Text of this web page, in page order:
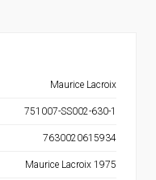
Maurice Lacroix
751007-SS002-630-1
7630020615934
Maurice Lacroix 1975